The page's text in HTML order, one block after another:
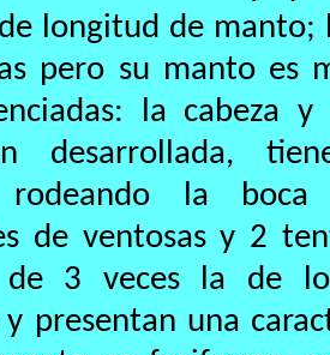
longitud de manto;
pero su manto es
la cabeza
desarrollada,
rodeando la
de ventosas y 2
de 3 veces la de
presentan una